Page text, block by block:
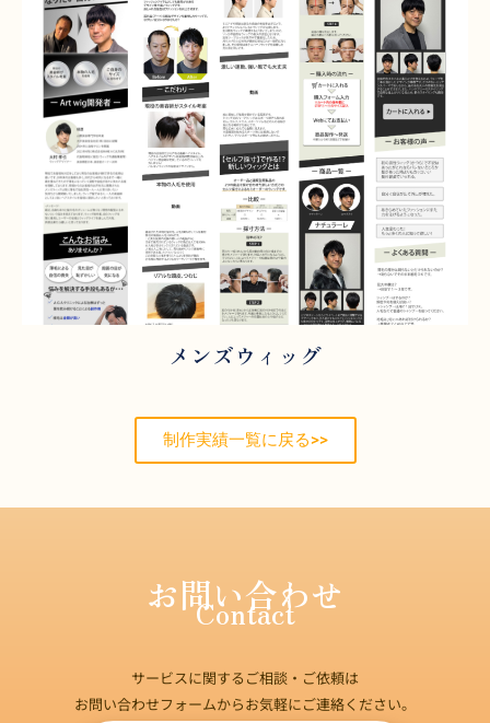
メンズウィッグ
制作実績一覧に戻る>>
お問い合わせ
Contact
サービスに関するご相談・ご依頼は
お問い合わせフォームからお気軽にご連絡ください。